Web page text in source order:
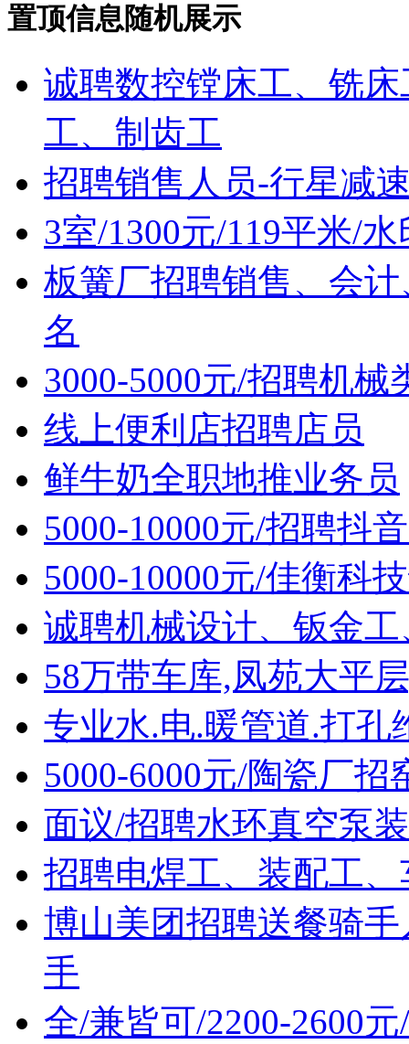
置顶信息随机展示
诚聘数控镗床工、铣
工、制齿工
招聘销售人员-行星减
3室/1300元/119平米/
板簧厂招聘销售、会
名
3000-5000元/招聘机械
线上便利店招聘店员
鲜牛奶全职地推业务员
5000-10000元/招聘抖
5000-10000元/佳衡科
诚聘机械设计、钣金
58万带车库,凤苑大平
专业水.电.暖管道.打孔
5000-6000元/陶瓷厂
面议/招聘水环真空泵
招聘电焊工、装配工
博山美团招聘送餐骑
手
全/兼皆可/2200-2600